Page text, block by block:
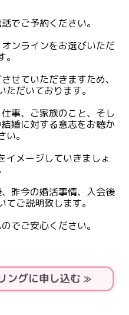
でご予約ください。
ンラインをお選びいただ
。
せていただきますため、
ただいております。
事、ご家族のこと、そし
婚に対する意志をお聴か
い。
イメージしていきましょ
昨今の婚活事情、入会後
ご説明致します。
でご安心ください。